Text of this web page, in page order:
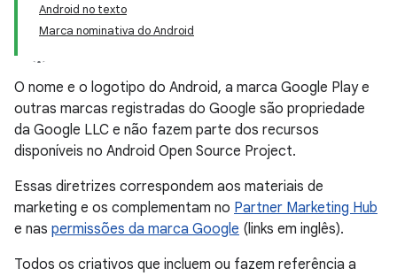
Android no texto
Marca nominativa do Android
O nome e o logotipo do Android, a marca Google Play e
outras marcas registradas do Google são propriedade
da Google LLC e não fazem parte dos recursos
disponíveis no Android Open Source Project.
Essas diretrizes correspondem aos materiais de
marketing e os complementam no Partner Marketing Hub
e nas permissões da marca Google (links em inglês).
Todos os criativos que incluem ou fazem referência a